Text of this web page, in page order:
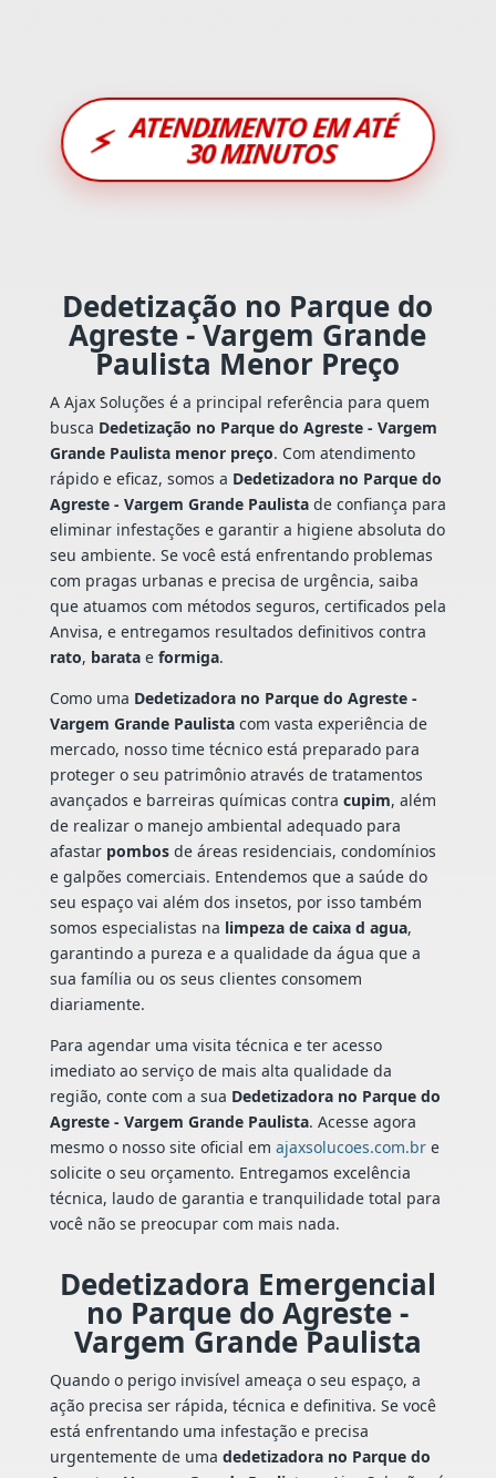
⚡ ATENDIMENTO EM ATÉ
30 MINUTOS
Dedetização no Parque do
Agreste - Vargem Grande
Paulista Menor Preço
A Ajax Soluções é a principal referência para quem
busca Dedetização no Parque do Agreste - Vargem
Grande Paulista menor preço. Com atendimento
rápido e eficaz, somos a Dedetizadora no Parque do
Agreste - Vargem Grande Paulistade confiança para
eliminar infestações e garantir a higiene absoluta do
seu ambiente. Se você está enfrentando problemas
com pragas urbanas e precisa de urgência, saiba
que atuamos com métodos seguros, certificados pela
Anvisa, e entregamos resultados definitivos contra
rato, baratae formiga.
Como uma Dedetizadora no Parque do Agreste -
Vargem Grande Paulistacom vasta experiência de
mercado, nosso time técnico está preparado para
proteger o seu patrimônio através de tratamentos
avançados e barreiras químicas contra cupim, além
de realizar o manejo ambiental adequado para
afastar pombosde áreas residenciais, condomínios
e galpões comerciais. Entendemos que a saúde do
seu espaço vai além dos insetos, por isso também
somos especialistas na limpeza de caixa d agua,
garantindo a pureza e a qualidade da água que a
sua família ou os seus clientes consomem
diariamente.
Para agendar uma visita técnica e ter acesso
imediato ao serviço de mais alta qualidade da
região, conte com a sua Dedetizadora no Parque do
Agreste - Vargem Grande Paulista. Acesse agora
mesmo o nosso site oficial em ajaxsolucoes.com.bre
solicite o seu orçamento. Entregamos excelência
técnica, laudo de garantia e tranquilidade total para
você não se preocupar com mais nada.
Dedetizadora Emergencial
no Parque do Agreste -
Vargem Grande Paulista
Quando o perigo invisível ameaça o seu espaço, a
ação precisa ser rápida, técnica e definitiva. Se você
está enfrentando uma infestação e precisa
urgentemente de uma dedetizadora no Parque do